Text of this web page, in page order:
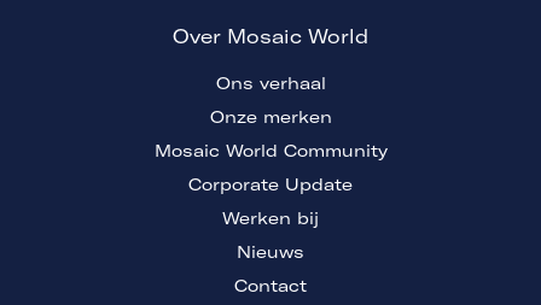
Over Mosaic World
Ons verhaal
Onze merken
Mosaic World Community
Corporate Update
Werken bij
Nieuws
Contact